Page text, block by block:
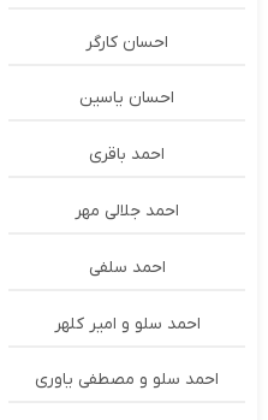
احسان کارگر
احسان یاسین
احمد باقری
احمد جلالی مهر
احمد سلفی
احمد سلو و امیر کلهر
احمد سلو و مصطفی یاوری